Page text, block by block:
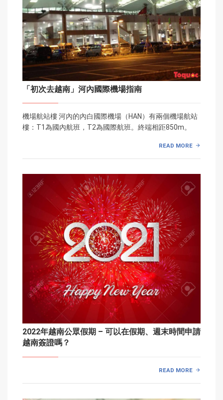
「初次去越南」河內國際機場指南
機場航站樓 河內的內白國際機場（HAN）有兩個機場航站
樓：T1為國內航班，T2為國際航班。終端相距850m。
READ MORE
2022年越南公眾假期 – 可以在假期、週末時間申請
越南簽證嗎？
READ MORE